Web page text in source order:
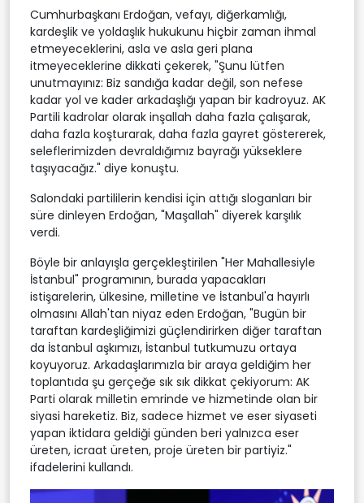
Cumhurbaşkanı Erdoğan, vefayı, diğerkamlığı,
kardeşlik ve yoldaşlık hukukunu hiçbir zaman ihmal
etmeyeceklerini, asla ve asla geri plana
itmeyeceklerine dikkati çekerek, "Şunu lütfen
unutmayınız: Biz sandığa kadar değil, son nefese
kadar yol ve kader arkadaşlığı yapan bir kadroyuz. AK
Partili kadrolar olarak inşallah daha fazla çalışarak,
daha fazla koşturarak, daha fazla gayret göstererek,
seleflerimizden devraldığımız bayrağı yükseklere
taşıyacağız." diye konuştu.
Salondaki partililerin kendisi için attığı sloganları bir
süre dinleyen Erdoğan, "Maşallah" diyerek karşılık
verdi.
Böyle bir anlayışla gerçekleştirilen "Her Mahallesiyle
İstanbul" programının, burada yapacakları
istişarelerin, ülkesine, milletine ve İstanbul'a hayırlı
olmasını Allah'tan niyaz eden Erdoğan, "Bugün bir
taraftan kardeşliğimizi güçlendirirken diğer taraftan
da İstanbul aşkımızı, İstanbul tutkumuzu ortaya
koyuyoruz. Arkadaşlarımızla bir araya geldiğim her
toplantıda şu gerçeğe sık sık dikkat çekiyorum: AK
Parti olarak milletin emrinde ve hizmetinde olan bir
siyasi hareketiz. Biz, sadece hizmet ve eser siyaseti
yapan iktidara geldiği günden beri yalnızca eser
üreten, icraat üreten, proje üreten bir partiyiz."
ifadelerini kullandı.